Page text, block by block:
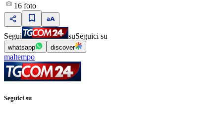
16 foto
Segui suSeguici su
whatsapp discover
maltempo
Seguici su